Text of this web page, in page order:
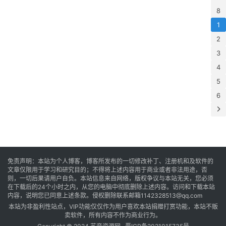
8
1
2
3
4
5
6
免责声明：本站为个人博客，博客所发布的一切修改补丁、注册机和及软件的
文章仅限用于学习和研究目的；不得将上述内容用于商业或者非法用途，否
则，一切后果请用户自负。本站信息来自网络，版权争议与本站无关，您必须
在下载后的24个小时之内，从您的电脑中彻底删除上述内容。访问和下载本站
内容，说明您已同意上述条款。侵权删除联系邮箱1142328513@qq.com
本站为非盈利性站点，VIP功能仅仅作为用户喜欢本站捐赠打赏功能，本站不贩
卖软件，所有内容不作为商业行为。